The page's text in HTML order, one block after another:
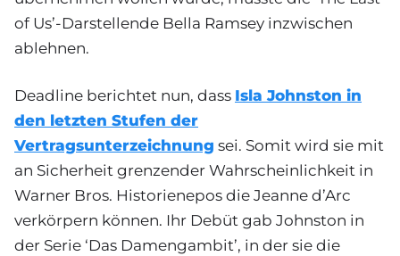
of Us’-Darstellende Bella Ramsey inzwischen
ablehnen.
Deadline berichtet nun, dass Isla Johnston in
den letzten Stufen der
Vertragsunterzeichnung sei. Somit wird sie mit
an Sicherheit grenzender Wahrscheinlichkeit in
Warner Bros. Historienepos die Jeanne d’Arc
verkörpern können. Ihr Debüt gab Johnston in
der Serie ‘Das Damengambit’, in der sie die